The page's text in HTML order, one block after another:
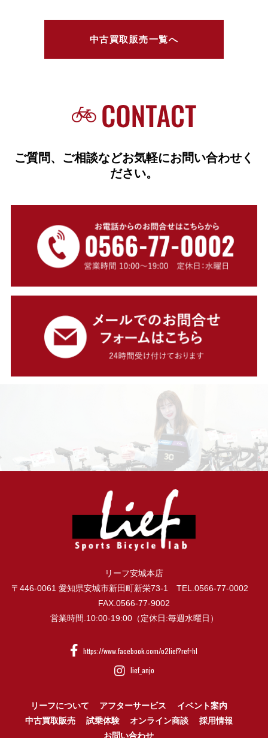
中古買取販売一覧へ
ご質問、ご相談などお気軽にお問い合わせく
ださい。
リーフ安城本店
〒446-0061 愛知県安城市新田町新栄73-1 TEL.0566-77-0002
FAX.0566-77-9002
営業時間.10:00-19:00（定休日:毎週水曜日）
https://www.facebook.com/o2lief?ref=hl
lief_anjo
リーフについて アフターサービス
イベント案内
中古買取販売
試乗体験 オンライン商談
採用情報
お問い合わせ